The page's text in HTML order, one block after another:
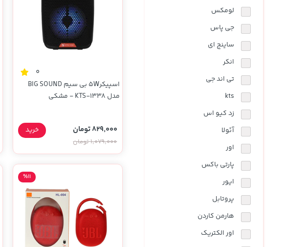
لومکس
جی پاس
ساینج ای
انکر
تی اند جی
kts
زد کیو اس
آئولا
اور
پارتی باکس
ایور
پروتابل
هارمن کاردن
اور الکتریک
0
اسپیکر5W بی سیم BIG SOUND
مدل KTS-1338 - مشکی
829,000 تومان
1,079,000 تومان
خرید
%11